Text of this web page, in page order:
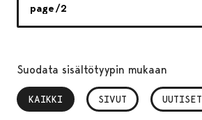
Suodata sisältötyypin mukaan
KAIKKI
, VALITTU SIVUT UUTISET